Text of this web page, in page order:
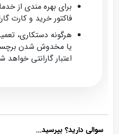
برای بهره‌ مندی از
فاکتور خرید و کارت
هرگونه دستکاری،
یا مخدوش شدن
اعتبار گارانتی خواهد
سوالی دارید؟ بپرسید...